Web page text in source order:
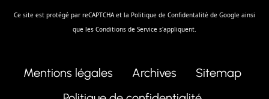
Ce site est protégé par reCAPTCHA et la Politique de Confidentalité de Google ainsi
que les Conditions de Service s'appliquent.
Mentions légales Archives
Sitemap